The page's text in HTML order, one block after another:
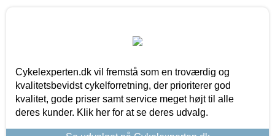
Cykelexperten.dk vil fremstå som en troværdig og
kvalitetsbevidst cykelforretning, der prioriterer god
kvalitet, gode priser samt service meget højt til alle
deres kunder. Klik her for at se deres udvalg.